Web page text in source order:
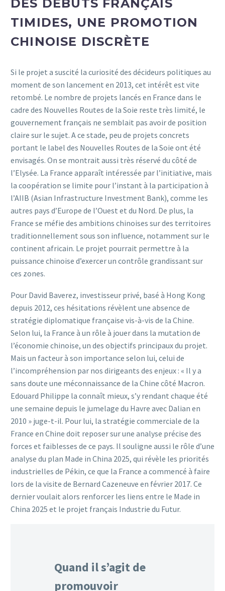
DES DÉBUTS FRANÇAIS
TIMIDES, UNE PROMOTION
CHINOISE DISCRÈTE
Si le projet a suscité la curiosité des décideurs politiques au
moment de son lancement en 2013, cet intérêt est vite
retombé. Le nombre de projets lancés en France dans le
cadre des Nouvelles Routes de la Soie reste très limité, le
gouvernement français ne semblait pas avoir de position
claire sur le sujet. A ce stade, peu de projets concrets
portant le label des Nouvelles Routes de la Soie ont été
envisagés. On se montrait aussi très réservé du côté de
l’Elysée. La France apparaît intéressée par l’initiative, mais
la coopération se limite pour l’instant à la participation à
l’AIIB (Asian Infrastructure Investment Bank), comme les
autres pays d’Europe de l’Ouest et du Nord. De plus, la
France se méfie des ambitions chinoises sur des territoires
traditionnellement sous son influence, notamment sur le
continent africain. Le projet pourrait permettre à la
puissance chinoise d’exercer un contrôle grandissant sur
ces zones.
Pour David Baverez, investisseur privé, basé à Hong Kong
depuis 2012, ces hésitations révèlent une absence de
stratégie diplomatique française vis-à-vis de la Chine.
Selon lui, la France à un rôle à jouer dans la mutation de
l’économie chinoise, un des objectifs principaux du projet.
Mais un facteur à son importance selon lui, celui de
l’incompréhension par nos dirigeants des enjeux : « Il y a
sans doute une méconnaissance de la Chine côté Macron.
Edouard Philippe la connaît mieux, s’y rendant chaque été
une semaine depuis le jumelage du Havre avec Dalian en
2010 » juge-t-il. Pour lui, la stratégie commerciale de la
France en Chine doit reposer sur une analyse précise des
forces et faiblesses de ce pays. Il souligne aussi le rôle d’une
analyse du plan Made in China 2025, qui révèle les priorités
industrielles de Pékin, ce que la France a commencé à faire
lors de la visite de Bernard Cazeneuve en février 2017. Ce
dernier voulait alors renforcer les liens entre le Made in
China 2025 et le projet français Industrie du Futur.
Quand il s’agit de
promouvoir